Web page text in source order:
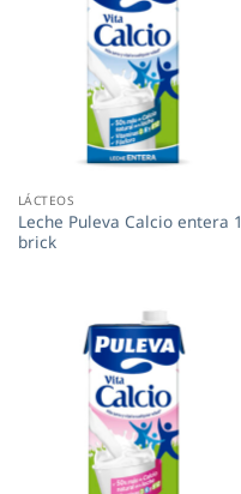
LÁCTEOS
Leche Puleva Calcio entera
brick